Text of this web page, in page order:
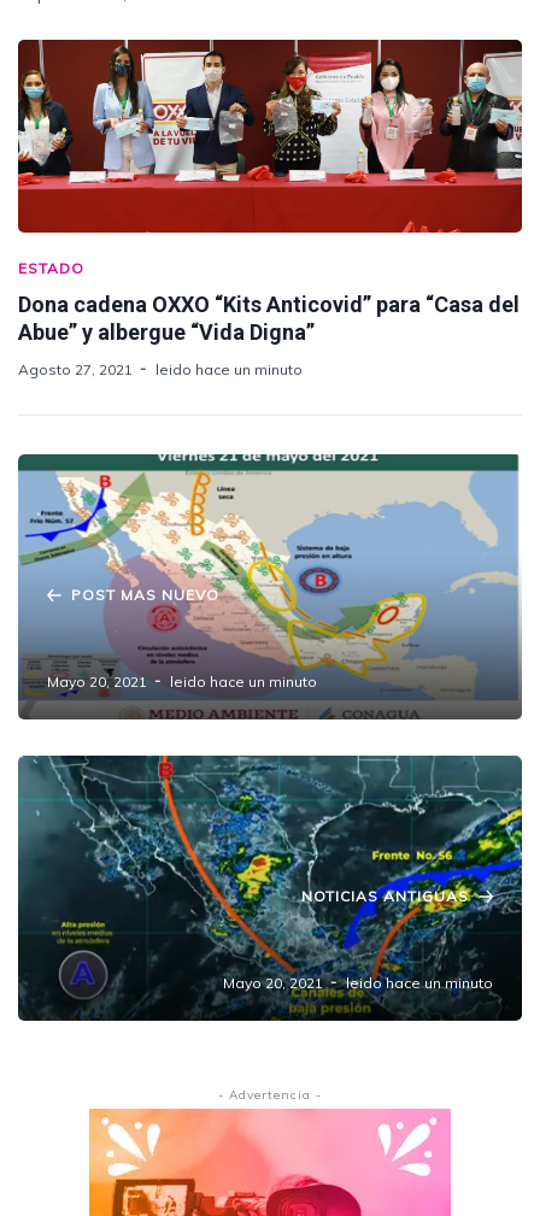
ESTADO
Dona cadena OXXO “Kits Anticovid” para “Casa del
Abue” y albergue “Vida Digna”
Agosto 27, 2021 leido hace un minuto
POST MAS NUEVO
Pronóstico del clima a 12 h Puebla
Mayo 20, 2021 leido hace un minuto
NOTICIAS ANTIGUAS
Pronóstico del Clima 20 de mayo del 2021
Mayo 20, 2021 leido hace un minuto
- Advertencia -